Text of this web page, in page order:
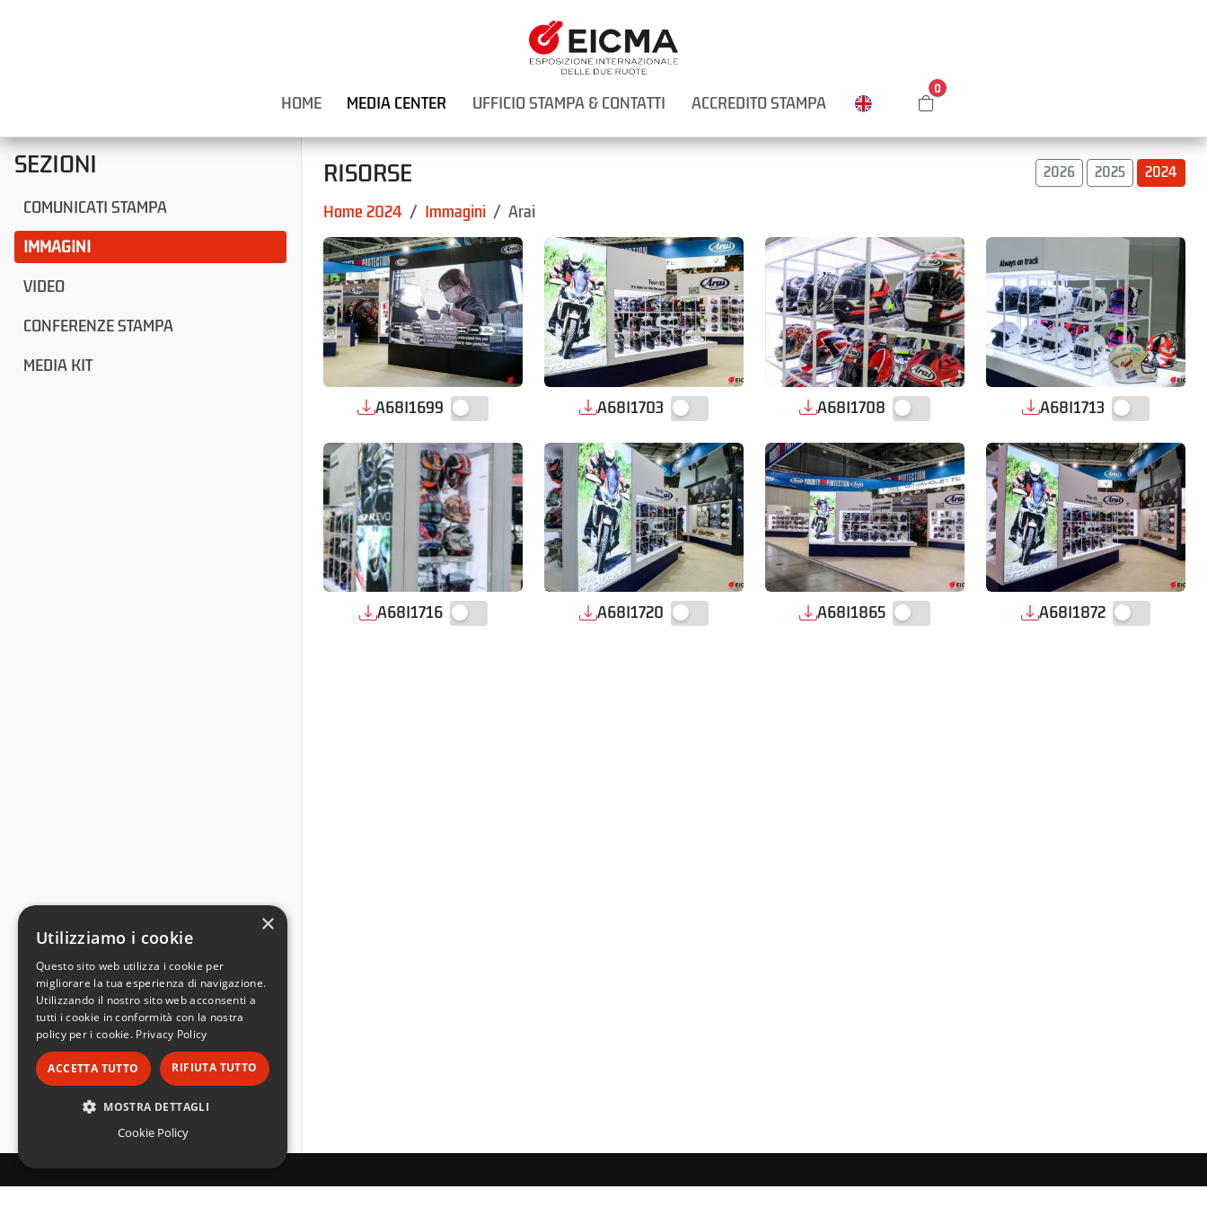
HOME MEDIA CENTER UFFICIO STAMPA & CONTATTI ACCREDITO STAMPA
0
SEZIONI
COMUNICATI STAMPA
IMMAGINI
VIDEO
CONFERENZE STAMPA
MEDIA KIT
RISORSE 2026 2025 2024
Home 2024 Immagini Arai
A68I1699 A68I1703 A68I1708 A68I1713
A68I1716 A68I1720 A68I1865 A68I1872
×
Utilizziamo i cookie
Questo sito web utilizza i cookie per
migliorare la tua esperienza di navigazione.
Utilizzando il nostro sito web acconsenti a
tutti i cookie in conformità con la nostra
policy per i cookie. Privacy Policy
ACCETTA TUTTO RIFIUTA TUTTO
MOSTRA DETTAGLI
STRETTAMENTE NECESSARI
Cookie Policy